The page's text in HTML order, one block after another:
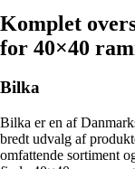
Komplet
for 40×40
Bilka
Bilka er en af
bredt udvalg af
omfattende sortiment